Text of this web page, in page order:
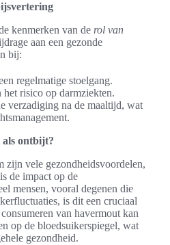
kenmerken van de rol van
aan een gezonde
bij:
regelmatige stoelgang.
risico op darmziekten.
verzadiging na de maaltijd, wat
als ontbijt?
zijn vele gezondheidsvoordelen,
de impact op de
mensen, vooral degenen die
is dit een cruciaal
van havermout kan
op de bloedsuikerspiegel, wat
gezondheid.